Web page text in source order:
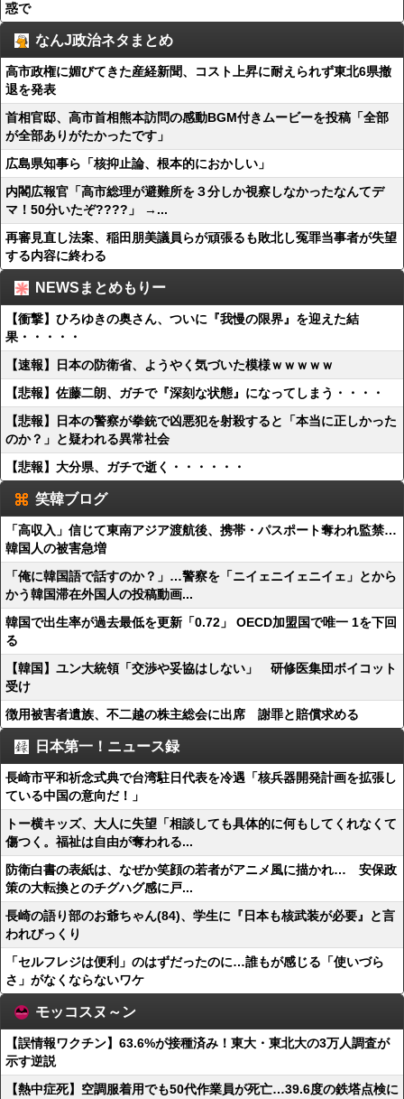
惑で
なんJ政治ネタまとめ
高市政権に媚びてきた産経新聞、コスト上昇に耐えられず東北6県撤
退を発表
首相官邸、高市首相熊本訪問の感動BGM付きムービーを投稿「全部
が全部ありがたかったです」
広島県知事ら「核抑止論、根本的におかしい」
内閣広報官「高市総理が避難所を３分しか視察しなかったなんてデ
マ！50分いたぞ????」 →...
再審見直し法案、稲田朋美議員らが頑張るも敗北し冤罪当事者が失望
する内容に終わる
NEWSまとめもりー
【衝撃】ひろゆきの奥さん、ついに『我慢の限界』を迎えた結
果・・・・・
【速報】日本の防衛省、ようやく気づいた模様ｗｗｗｗｗ
【悲報】佐藤二朗、ガチで『深刻な状態』になってしまう・・・・
【悲報】日本の警察が拳銃で凶悪犯を射殺すると「本当に正しかった
のか？」と疑われる異常社会
【悲報】大分県、ガチで逝く・・・・・・
笑韓ブログ
「高収入」信じて東南アジア渡航後、携帯・パスポート奪われ監禁…
韓国人の被害急増
「俺に韓国語で話すのか？」…警察を「ニイェニイェニイェ」とから
かう韓国滞在外国人の投稿動画...
韓国で出生率が過去最低を更新「0.72」 OECD加盟国で唯一 1を下回
る
【韓国】ユン大統領「交渉や妥協はしない」 研修医集団ボイコット
受け
徴用被害者遺族、不二越の株主総会に出席 謝罪と賠償求める
日本第一！ニュース録
長崎市平和祈念式典で台湾駐日代表を冷遇「核兵器開発計画を拡張し
ている中国の意向だ！」
トー横キッズ、大人に失望「相談しても具体的に何もしてくれなくて
傷つく。福祉は自由が奪われる...
防衛白書の表紙は、なぜか笑顔の若者がアニメ風に描かれ… 安保政
策の大転換とのチグハグ感に戸...
長崎の語り部のお爺ちゃん(84)、学生に『日本も核武装が必要』と言
われびっくり
「セルフレジは便利」のはずだったのに…誰もが感じる「使いづら
さ」がなくならないワケ
モッコスヌ～ン
【誤情報ワクチン】63.6%が接種済み！東大・東北大の3万人調査が
示す逆説
【熱中症死】空調服着用でも50代作業員が死亡…39.6度の鉄塔点検に